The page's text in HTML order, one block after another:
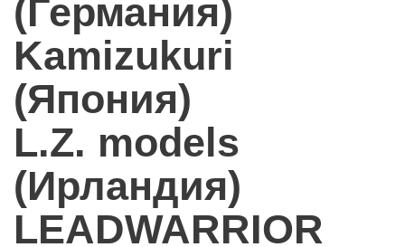
(Германия)
Kamizukuri
(Япония)
L.Z. models
(Ирландия)
LEADWARRIOR